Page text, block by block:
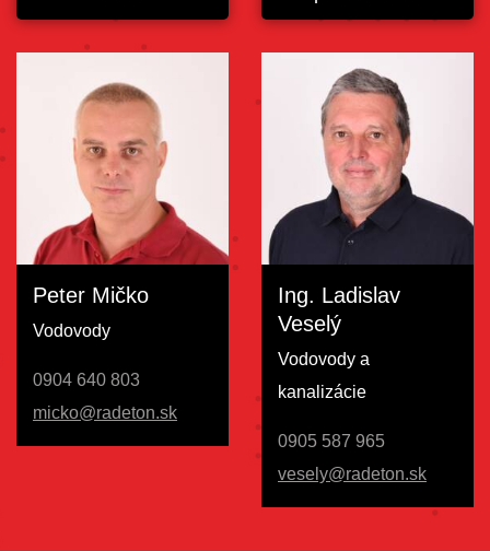
Peter Mičko
Vodovody
0904 640 803
micko@radeton.sk
Ing. Ladislav
Veselý
Vodovody a
kanalizácie
0905 587 965
vesely@radeton.sk